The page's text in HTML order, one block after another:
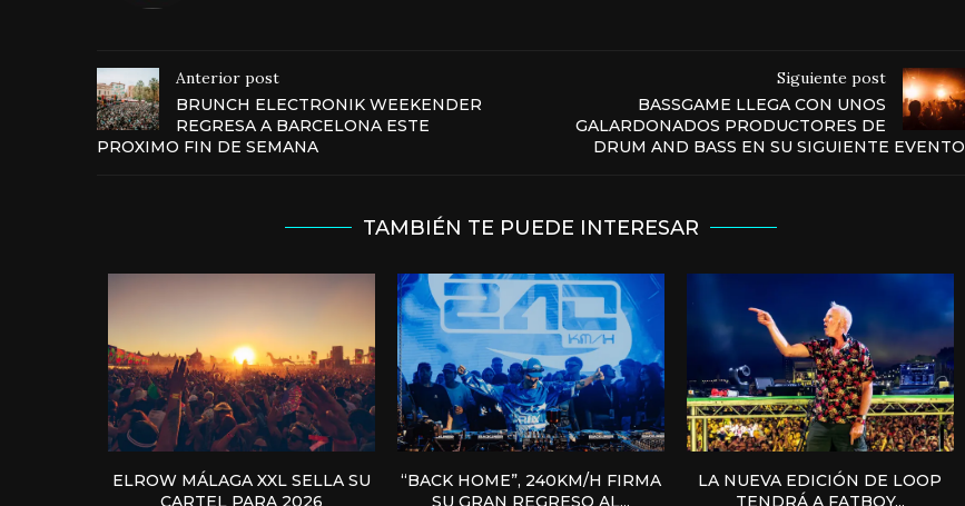
Anterior post
BRUNCH ELECTRONIK WEEKENDER
REGRESA A BARCELONA ESTE
PROXIMO FIN DE SEMANA
Siguiente post
BASSGAME LLEGA CON UNOS
GALARDONADOS PRODUCTORES DE
DRUM AND BASS EN SU SIGUIENTE EVENTO
TAMBIÉN TE PUEDE INTERESAR
ELROW MÁLAGA XXL SELLA SU
CARTEL PARA 2026
“BACK HOME”, 240KM/H FIRMA
SU GRAN REGRESO AL...
LA NUEVA EDICIÓN DE LOOP
TENDRÁ A FATBOY...